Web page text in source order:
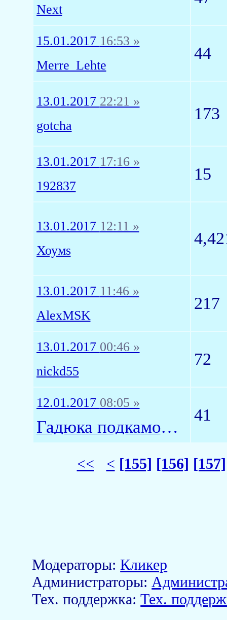
Next
15.01.2017 16:53 »
Merre_Lehte
44
13.01.2017 22:21 »
gotcha
173
13.01.2017 17:16 »
192837
15
13.01.2017 12:11 »
Хоумs
13.01.2017 11:46 »
AlexMSK
217
13.01.2017 00:46 »
nickd55
72
12.01.2017 08:05 »
Гадюка подкамодная
41
<< < [155] [156] [157]
Модераторы:Кликер
Aдминистраторы:
Тех. поддержка:Тех.